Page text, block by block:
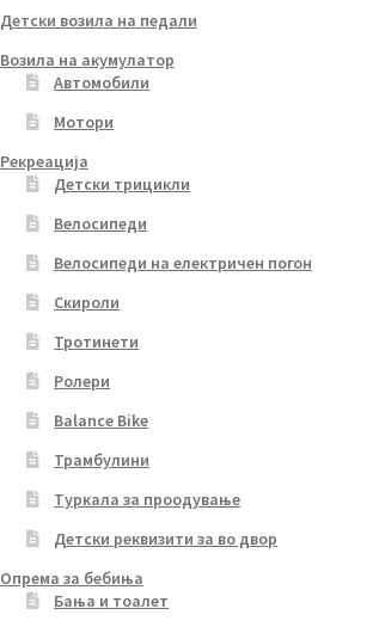
Детски возила на педали
Возила на акумулатор
Автомобили
Мотори
Рекреација
Детски трицикли
Велосипеди
Велосипеди на електричен погон
Скироли
Тротинети
Ролери
Balance Bike
Трамбулини
Туркала за проодување
Детски реквизити за во двор
Опрема за бебиња
Бања и тоалет